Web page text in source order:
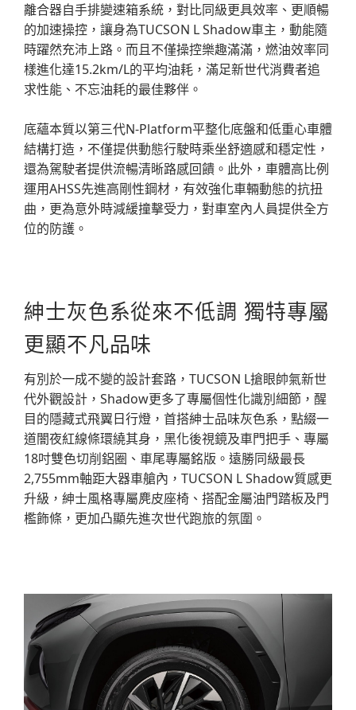
離合器自手排變速箱系統，對比同級更具效率、更順暢
的加速操控，讓身為TUCSON L Shadow車主，動能隨
時躍然充沛上路。而且不僅操控樂趣滿滿，燃油效率同
樣進化達15.2km/L的平均油耗，滿足新世代消費者追
求性能、不忘油耗的最佳夥伴。
底蘊本質以第三代N-Platform平整化底盤和低重心車體
結構打造，不僅提供動態行駛時乘坐舒適感和穩定性，
還為駕駛者提供流暢清晰路感回饋。此外，車體高比例
運用AHSS先進高剛性鋼材，有效強化車輛動態的抗扭
曲，更為意外時減緩撞擊受力，對車室內人員提供全方
位的防護。
紳士灰色系從來不低調 獨特專屬
更顯不凡品味
有別於一成不變的設計套路，TUCSON L搶眼帥氣新世
代外觀設計，Shadow更多了專屬個性化識別細節，醒
目的隱藏式飛翼日行燈，首搭紳士品味灰色系，點綴一
道闇夜紅線條環繞其身，黑化後視鏡及車門把手、專屬
18吋雙色切削鋁圈、車尾專屬銘版。遠勝同級最長
2,755mm軸距大器車艙內，TUCSON L Shadow質感更
升級，紳士風格專屬麂皮座椅、搭配金屬油門踏板及門
檻飾條，更加凸顯先進次世代跑旅的氛圍。